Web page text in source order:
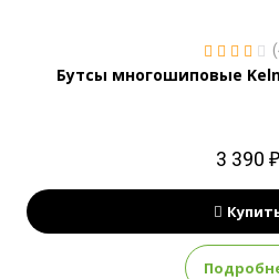
Бутсы многошиповые
3 390 ₽